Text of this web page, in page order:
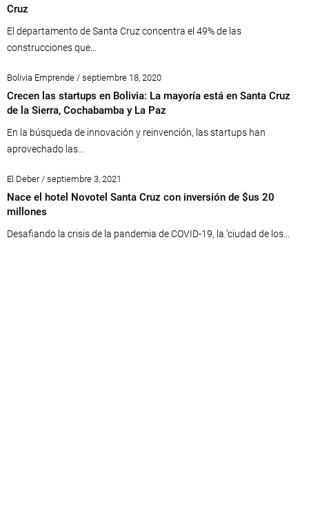
Cruz
El departamento de Santa Cruz concentra el 49% de las
construcciones que...
Bolivia Emprende / septiembre 18, 2020
Crecen las startups en Bolivia: La mayoría está en Santa Cruz
de la Sierra, Cochabamba y La Paz
En la búsqueda de innovación y reinvención, las startups han
aprovechado las...
El Deber / septiembre 3, 2021
Nace el hotel Novotel Santa Cruz con inversión de $us 20
millones
Desafiando la crisis de la pandemia de COVID-19, la ‘ciudad de los...